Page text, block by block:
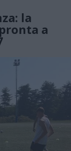
la
a